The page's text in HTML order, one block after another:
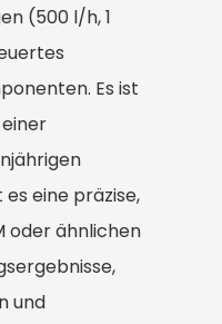
(500 l/h, 1
Es ist
eine präzise,
oder ähnlichen
und